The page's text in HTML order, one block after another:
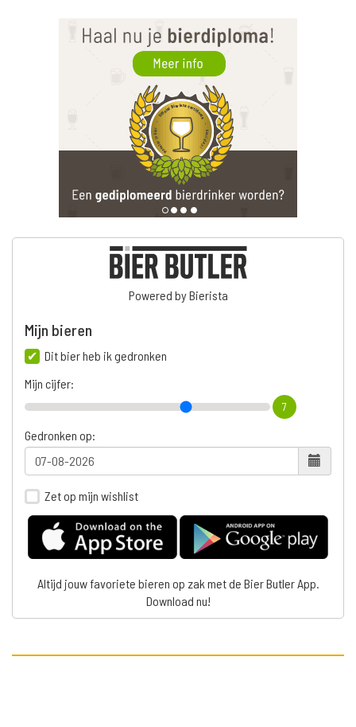
Powered by Bierista
Mijn bieren
Dit bier heb ik gedronken
Mijn cijfer:
7
Gedronken op:
Zet op mijn wishlist
Altijd jouw favoriete bieren op zak met de Bier Butler App.
Download nu!